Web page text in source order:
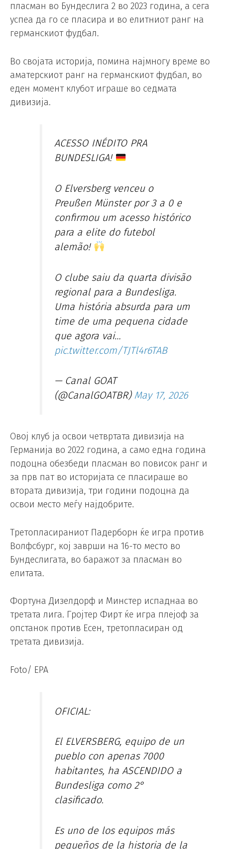
пласман во Бундеслига 2 во 2023 година, а сега
успеа да го се пласира и во елитниот ранг на
германскиот фудбал.
Во својата историја, помина најмногу време во
аматерскиот ранг на германскиот фудбал, во
еден момент клубот играше во седмата
дивизија.
ACESSO INÉDITO PRA
BUNDESLIGA!
O Elversberg venceu o
Preußen Münster por 3 a 0 e
confirmou um acesso histórico
para a elite do futebol
alemão!
O clube saiu da quarta divisão
regional para a Bundesliga.
Uma história absurda para um
time de uma pequena cidade
que agora vai…
pic.twitter.com/TJTl4r6TAB
— Canal GOAT
(@CanalGOATBR) May 17, 2026
Овој клуб ја освои четвртата дивизија на
Германија во 2022 година, а само една година
подоцна обезбеди пласман во повисок ранг и
за прв пат во историјата се пласираше во
втората дивизија, три години подоцна да
освои место меѓу најдобрите.
Третопласираниот Падерборн ќе игра против
Волфсбург, кој заврши на 16-то место во
Бундеслигата, во баражот за пласман во
елитата.
Фортуна Дизелдорф и Минстер испаднаа во
третата лига. Гројтер Фирт ќе игра плејоф за
опстанок против Есен, третопласиран од
третата дивизија.
Foto/ EPA
OFICIAL:
El ELVERSBERG, equipo de un
pueblo con apenas 7000
habitantes, ha ASCENDIDO a
Bundesliga como 2°
clasificado.
Es uno de los equipos más
pequeños de la historia de la